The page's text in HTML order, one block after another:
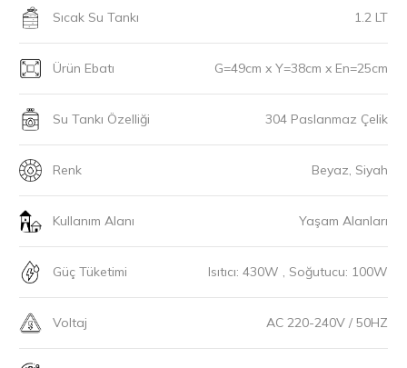
Sıcak Su Tankı 1.2 LT
Ürün Ebatı G=49cm x Y=38cm x En=25cm
Su Tankı Özelliği 304 Paslanmaz Çelik
Renk Beyaz, Siyah
Kullanım Alanı Yaşam Alanları
Güç Tüketimi Isıtıcı: 430W , Soğutucu: 100W
Voltaj AC 220-240V / 50HZ